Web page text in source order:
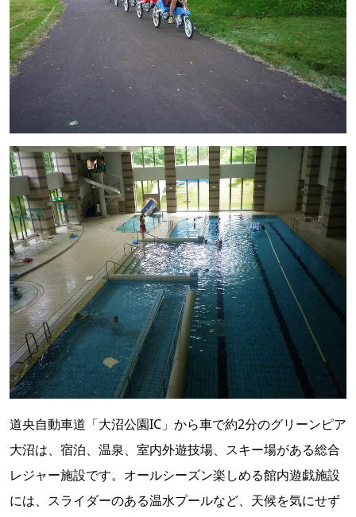
道央自動車道「大沼公園IC」から車で約2分のグリーンピア
大沼は、宿泊、温泉、室内外遊技場、スキー場がある総合
レジャー施設です。オールシーズン楽しめる館内遊戯施設
には、スライダーのある温水プールなど、天候を気にせず